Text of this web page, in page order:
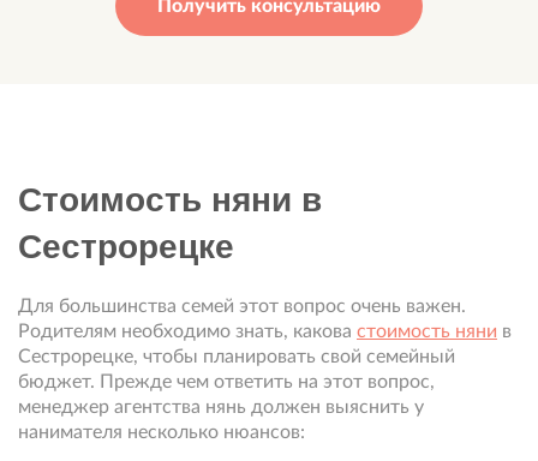
Получить консультацию
Стоимость няни в
Сестрорецке
Для большинства семей этот вопрос очень важен.
Родителям необходимо знать, какова стоимость няни в
Сестрорецке, чтобы планировать свой семейный
бюджет. Прежде чем ответить на этот вопрос,
менеджер агентства нянь должен выяснить у
нанимателя несколько нюансов: